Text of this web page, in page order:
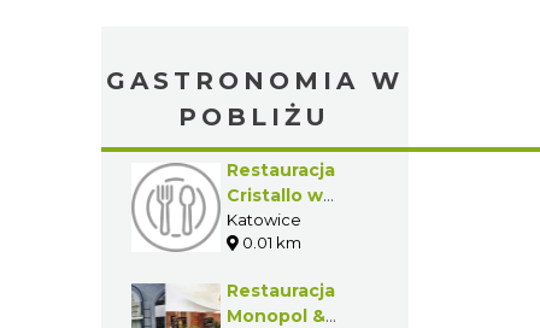
GASTRONOMIA W
POBLIŻU
Restauracja
Cristallo w
Hotelu
Monopol*****
Katowice
0.01 km
Restauracja
Monopol &